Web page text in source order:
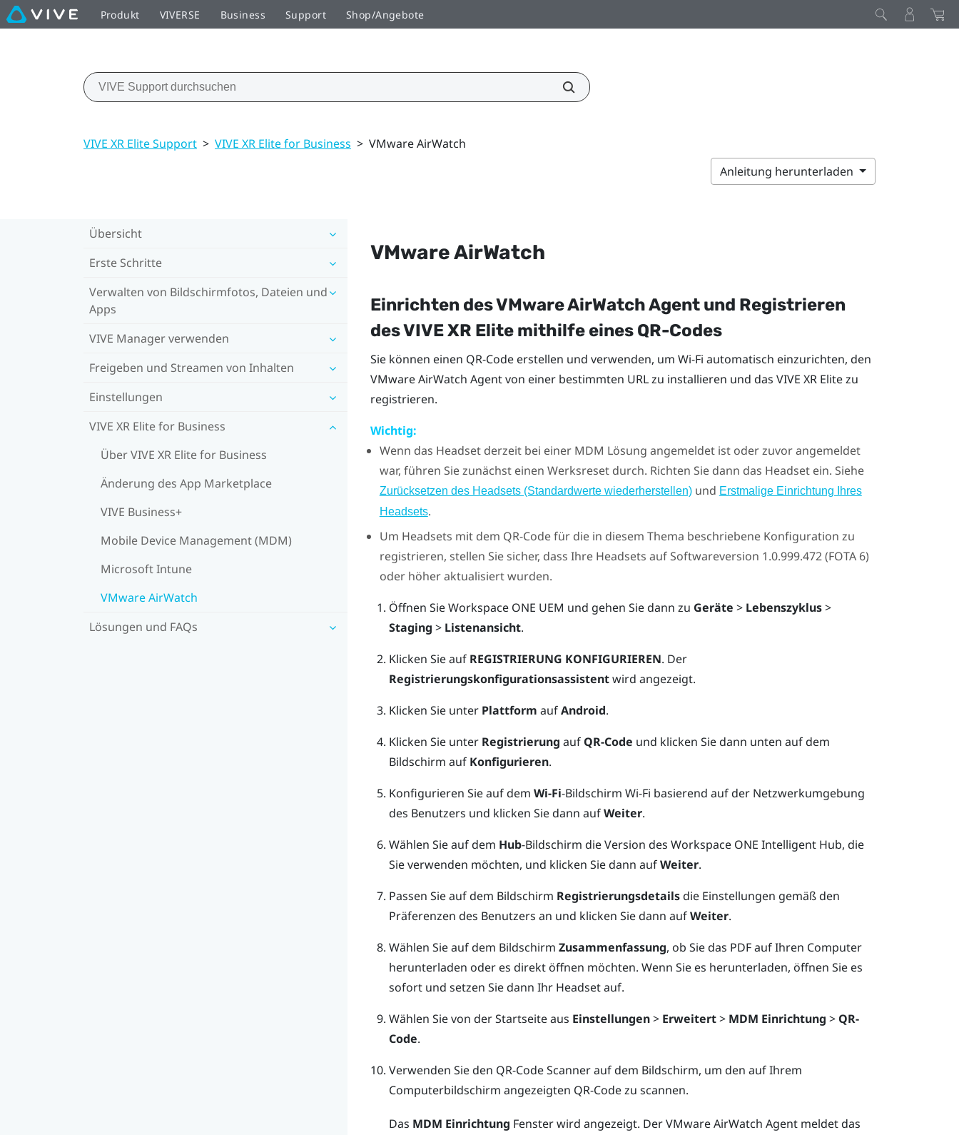
Produkt VIVERSE Business Support Shop/Angebote
VIVE XR Elite Support > VIVE XR Elite for Business > VMware AirWatch
Anleitung herunterladen
Übersicht
Erste Schritte
Verwalten von Bildschirmfotos, Dateien und
Apps
VIVE Manager verwenden
Freigeben und Streamen von Inhalten
Einstellungen
VIVE XR Elite for Business
Über VIVE XR Elite for Business
Änderung des App Marketplace
VIVE Business+
Mobile Device Management (MDM)
Microsoft Intune
VMware AirWatch
Lösungen und FAQs
VMware AirWatch
Einrichten desVMware AirWatchAgent und Registrieren
desVIVE XR Elitemithilfe eines QR-Codes
Sie können einen QR-Code erstellen und verwenden, um Wi-Fi automatisch einzurichten, den
VMware AirWatch Agent von einer bestimmten URL zu installieren und das VIVE XR Elitezu
registrieren.
Wichtig:
Wenn das Headset derzeit bei einer MDM Lösung angemeldet ist oder zuvor angemeldet
war, führen Sie zunächst einen Werksreset durch. Richten Sie dann das Headset ein. Siehe
Zurücksetzen des Headsets (Standardwerte wiederherstellen)und Erstmalige Einrichtung Ihres
Headsets.
Um Headsets mit dem QR-Code für die in diesem Thema beschriebene Konfiguration zu
registrieren, stellen Sie sicher, dass Ihre Headsets auf Softwareversion 1.0.999.472 (FOTA 6)
oder höher aktualisiert wurden.
Öffnen SieWorkspace ONE UEM und gehen Sie dann zu Geräte > Lebenszyklus>
Staging > Listenansicht.
Klicken Sie auf REGISTRIERUNG KONFIGURIEREN. Der
Registrierungskonfigurationsassistentwird angezeigt.
Klicken Sie unter Plattform aufAndroid.
Klicken Sie unter Registrierung auf QR-Code und klicken Sie dann unten auf dem
Bildschirm auf Konfigurieren.
Konfigurieren Sie auf dem Wi-Fi-Bildschirm Wi-Fi basierend auf der Netzwerkumgebung
des Benutzers und klicken Sie dann aufWeiter.
Wählen Sie auf dem Hub-Bildschirm die Version des Workspace ONE Intelligent Hub, die
Sie verwenden möchten, und klicken Sie dann aufWeiter.
Passen Sie auf dem Bildschirm Registrierungsdetailsdie Einstellungen gemäß den
Präferenzen des Benutzers an und klicken Sie dann aufWeiter.
Wählen Sie auf dem Bildschirm Zusammenfassung, ob Sie das PDF auf Ihren Computer
herunterladen oder es direkt öffnen möchten. Wenn Sie es herunterladen, öffnen Sie es
sofort und setzen Sie dann Ihr Headset auf.
Wählen Sie von der Startseite aus Einstellungen> Erweitert> MDM Einrichtung > QR-
Code.
Verwenden Sie den QR-Code Scanner auf dem Bildschirm, um den auf Ihrem
Computerbildschirm angezeigten QR-Code zu scannen.
Das MDM Einrichtung Fenster wird angezeigt. DerVMware AirWatch Agent meldet das